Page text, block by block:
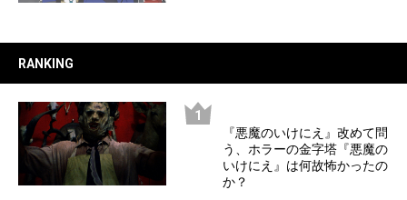
RANKING
『悪魔のいけにえ』改めて問
う、ホラーの金字塔『悪魔の
いけにえ』は何故怖かったの
か？